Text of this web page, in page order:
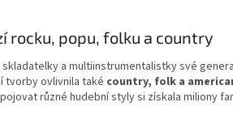
rocku, popu, folku a country
a multiinstrumentalistky své
tvorby ovlivnila také country, folk a
různé hudební styly si získala miliony